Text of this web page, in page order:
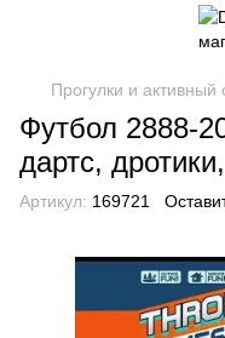
Прогулки и активный
Футбол 2888-
дартс,
Артикул: 169721